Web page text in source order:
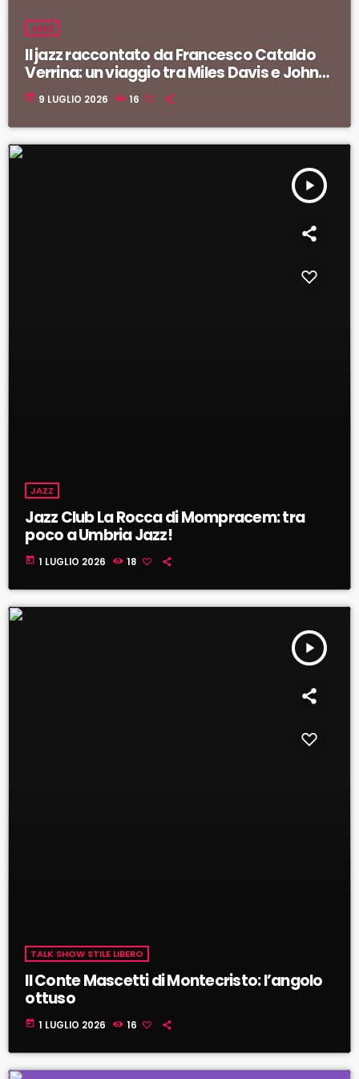
JAZZ
Il jazz raccontato da Francesco Cataldo
Verrina: un viaggio tra Miles Davis e John
Coltrane.
today 9 LUGLIO 2026 16
play_arrow
JAZZ
Jazz Club La Rocca di Mompracem: tra
poco a Umbria Jazz!
today 1 LUGLIO 2026 18
play_arrow
TALK SHOW STILE LIBERO
Il Conte Mascetti di Montecristo: l’angolo
ottuso
today 1 LUGLIO 2026 16